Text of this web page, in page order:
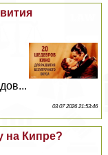
03 07 2026 21:53:46
на Кипре?